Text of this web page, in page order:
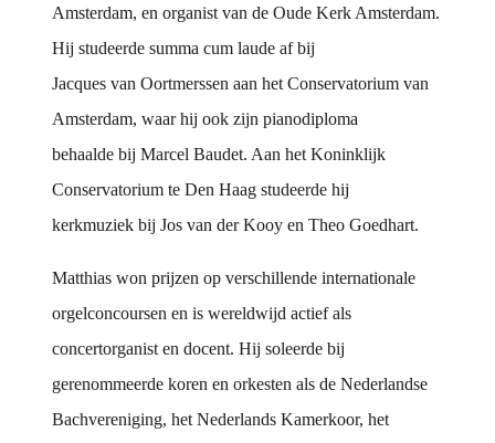
Amsterdam, en organist van de Oude Kerk Amsterdam.
Hij studeerde summa cum laude af bij
Jacques van Oortmerssen aan het Conservatorium van
Amsterdam, waar hij ook zijn pianodiploma
behaalde bij Marcel Baudet. Aan het Koninklijk
Conservatorium te Den Haag studeerde hij
kerkmuziek bij Jos van der Kooy en Theo Goedhart.
Matthias won prijzen op verschillende internationale
orgelconcoursen en is wereldwijd actief als
concertorganist en docent. Hij soleerde bij
gerenommeerde koren en orkesten als de Nederlandse
Bachvereniging, het Nederlands Kamerkoor, het